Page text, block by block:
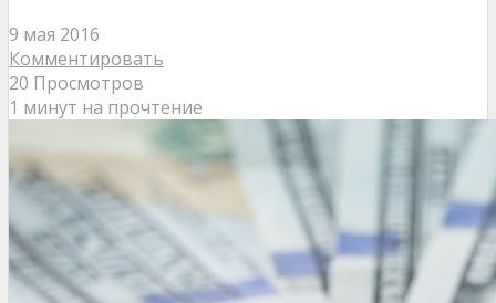
9 мая 2016
Комментировать
20 Просмотров
1 минут на прочтение